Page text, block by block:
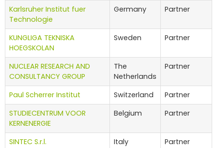
Karlsruher Institut fuer
Technologie
Germany Partner
KUNGLIGA TEKNISKA
HOEGSKOLAN
Sweden Partner
NUCLEAR RESEARCH AND
CONSULTANCY GROUP
The
Netherlands
Partner
Paul Scherrer Institut Switzerland
Partner
STUDIECENTRUM VOOR
KERNENERGIE
Belgium Partner
SINTEC S.r.l. Italy
Partner